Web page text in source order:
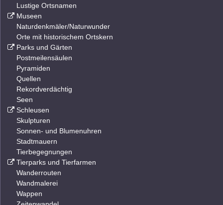
Lustige Ortsnamen
Museen
Naturdenkmäler/Naturwunder
Orte mit historischem Ortskern
Parks und Gärten
Postmeilensäulen
Pyramiden
Quellen
Rekordverdächtig
Seen
Schleusen
Skulpturen
Sonnen- und Blumenuhren
Stadtmauern
Tierbegegnungen
Tierparks und Tierfarmen
Wanderrouten
Wandmalerei
Wappen